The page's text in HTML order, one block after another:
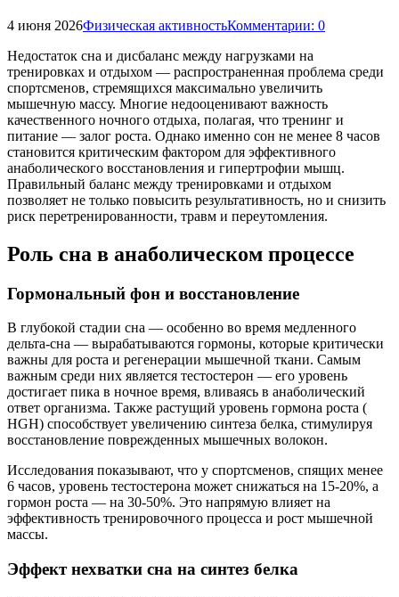
4 июня 2026Физическая активностьКомментарии: 0
Недостаток сна и дисбаланс между нагрузками на
тренировках и отдыхом — распространенная проблема среди
спортсменов, стремящихся максимально увеличить
мышечную массу. Многие недооценивают важность
качественного ночного отдыха, полагая, что тренинг и
питание — залог роста. Однако именно сон не менее 8 часов
становится критическим фактором для эффективного
анаболического восстановления и гипертрофии мышц.
Правильный баланс между тренировками и отдыхом
позволяет не только повысить результативность, но и снизить
риск перетренированности, травм и переутомления.
Роль сна в анаболическом процессе
Гормональный фон и восстановление
В глубокой стадии сна — особенно во время медленного
дельта-сна — вырабатываются гормоны, которые критически
важны для роста и регенерации мышечной ткани. Самым
важным среди них является тестостерон — его уровень
достигает пика в ночное время, вливаясь в анаболический
ответ организма. Также растущий уровень гормона роста (
HGH) способствует увеличению синтеза белка, стимулируя
восстановление поврежденных мышечных волокон.
Исследования показывают, что у спортсменов, спящих менее
6 часов, уровень тестостерона может снижаться на 15-20%, а
гормон роста — на 30-50%. Это напрямую влияет на
эффективность тренировочного процесса и рост мышечной
массы.
Эффект нехватки сна на синтез белка